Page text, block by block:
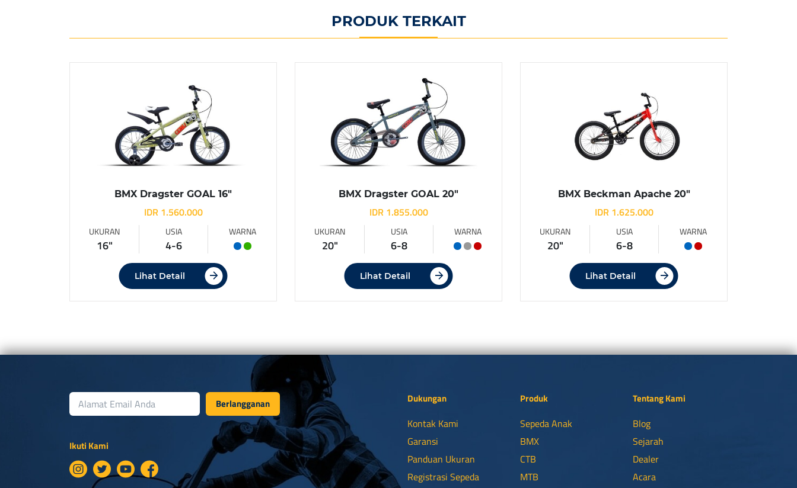
PRODUK TERKAIT
BMX Dragster GOAL 16″
IDR 1.560.000
UKURAN
16"
USIA
4-6
WARNA
Lihat Detail
BMX Dragster GOAL 20″
IDR 1.855.000
UKURAN
20"
USIA
6-8
WARNA
Lihat Detail
BMX Beckman Apache 20″
IDR 1.625.000
UKURAN
20"
USIA
6-8
WARNA
Lihat Detail
Berlangganan
Ikuti Kami
Dukungan
Kontak Kami
Garansi
Panduan Ukuran
Registrasi Sepeda
Produk
Sepeda Anak
BMX
CTB
MTB
Tentang Kami
Blog
Sejarah
Dealer
Acara